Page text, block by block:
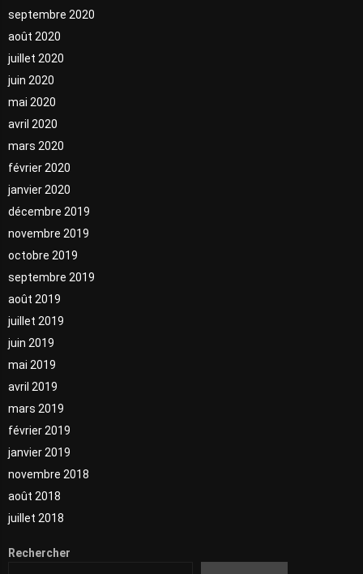
septembre 2020
août 2020
juillet 2020
juin 2020
mai 2020
avril 2020
mars 2020
février 2020
janvier 2020
décembre 2019
novembre 2019
octobre 2019
septembre 2019
août 2019
juillet 2019
juin 2019
mai 2019
avril 2019
mars 2019
février 2019
janvier 2019
novembre 2018
août 2018
juillet 2018
Rechercher